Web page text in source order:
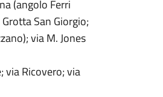
(angolo Ferri
San Giorgio;
via M. Jones
via Ricovero; via